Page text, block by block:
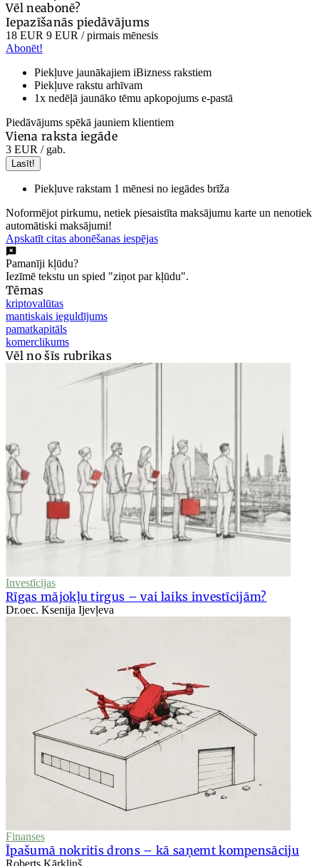
Vēl neabonē?
Iepazīšanās piedāvājums
18 EUR 9 EUR / pirmais mēnesis
Abonēt!
Piekļuve jaunākajiem iBizness rakstiem
Piekļuve rakstu arhīvam
1x nedēļā jaunāko tēmu apkopojums e-pastā
Piedāvājums spēkā jauniem klientiem
Viena raksta iegāde
3 EUR / gab.
Lasīt!
Piekļuve rakstam 1 mēnesi no iegādes brīža
Noformējot pirkumu, netiek piesaistīta maksājumu karte un nenotiek
automātiski maksājumi!
Apskatīt citas abonēšanas iespējas
Pamanīji kļūdu?
Iezīmē tekstu un spied "ziņot par kļūdu".
Tēmas
kriptovalūtas
mantiskais ieguldījums
pamatkapitāls
komerclikums
Vēl no šīs rubrikas
Investīcijas
Rīgas mājokļu tirgus – vai laiks investīcijām?
Dr.oec. Ksenija Ijevļeva
Finanses
Īpašumā nokritis drons – kā saņemt kompensāciju
Roberts Kārkliņš